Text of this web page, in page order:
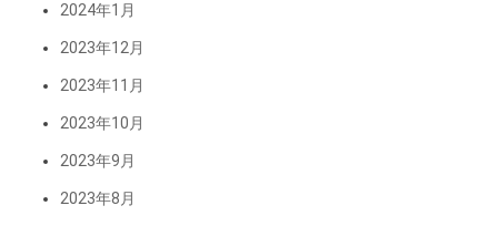
2024年1月
2023年12月
2023年11月
2023年10月
2023年9月
2023年8月